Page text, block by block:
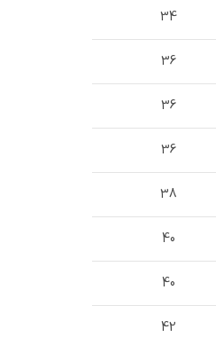
34
36
36
36
38
40
40
42